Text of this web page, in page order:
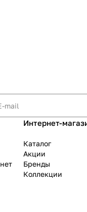
Интернет-
Каталог
Акции
Бренды
Коллекции